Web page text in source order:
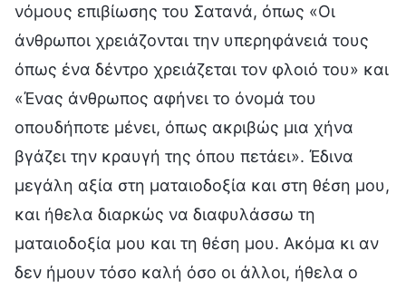
νόμους επιβίωσης του Σατανά, όπως «Οι
άνθρωποι χρειάζονται την υπερηφάνειά τους
όπως ένα δέντρο χρειάζεται τον φλοιό του» και
«Ένας άνθρωπος αφήνει το όνομά του
οπουδήποτε μένει, όπως ακριβώς μια χήνα
βγάζει την κραυγή της όπου πετάει». Έδινα
μεγάλη αξία στη ματαιοδοξία και στη θέση μου,
και ήθελα διαρκώς να διαφυλάσσω τη
ματαιοδοξία μου και τη θέση μου. Ακόμα κι αν
δεν ήμουν τόσο καλή όσο οι άλλοι, ήθελα ο